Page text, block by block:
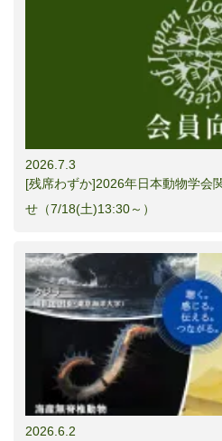
2026.7.3
[残席わずか]2026年日本動物学会
せ（7/18(土)13:30～）
2026.6.2